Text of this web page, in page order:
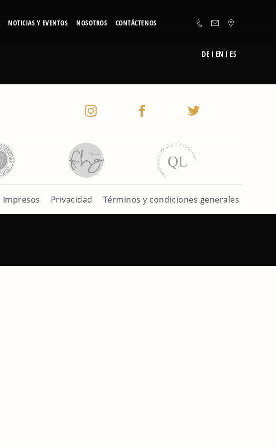
NOTICIAS Y EVENTOS NOSOTROS CONTÁCTENOS
DE EN ES
Impresos Privacidad Términos y condiciones generales